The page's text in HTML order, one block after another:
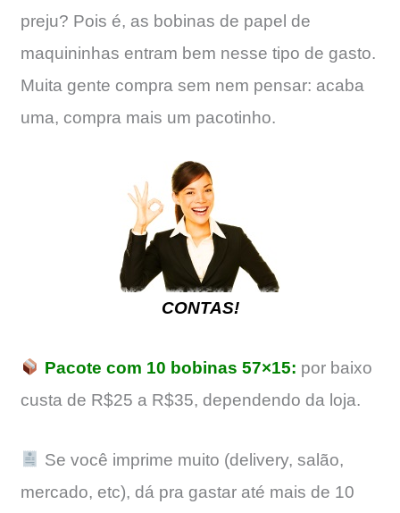
preju? Pois é, as bobinas de papel de
maquininhas entram bem nesse tipo de gasto.
Muita gente compra sem nem pensar: acaba
uma, compra mais um pacotinho.
CONTAS!
Pacote com 10 bobinas 57×15: por baixo
custa de R$25 a R$35, dependendo da loja.
Se você imprime muito (delivery, salão,
mercado, etc), dá pra gastar até mais de 10